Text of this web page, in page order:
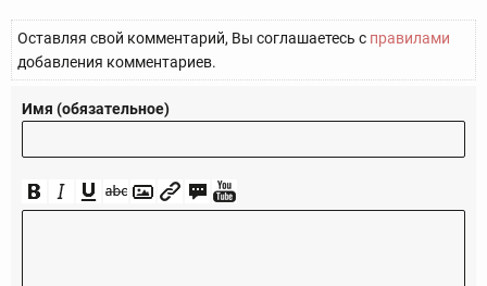
Оставляя свой комментарий, Вы соглашаетесь с правилами
добавления комментариев.
Имя (обязательное)